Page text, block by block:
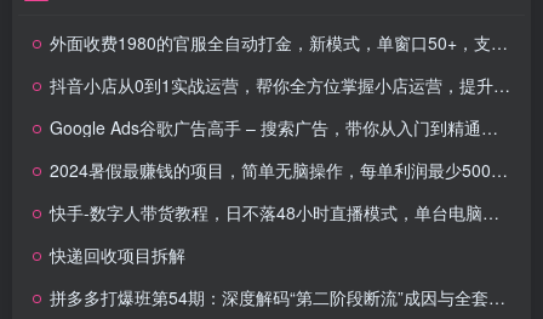
外面收费1980的官服全自动打金，新模式，单窗口50+，支持批量矩阵，工具+渠道
抖音小店从0到1实战运营，帮你全方位掌握小店运营，提升搜索数据与出单量
Google Ads谷歌广告高手 – 搜索广告，带你从入门到精通谷歌搜索广告
2024暑假最赚钱的项目，简单无脑操作，每单利润最少500+，轻松月入5万+
快手-数字人带货教程，日不落48小时直播模式，单台电脑日利润200-500
快递回收项目拆解
拼多多打爆班第54期：深度解码“第二阶段断流”成因与全套破局方案